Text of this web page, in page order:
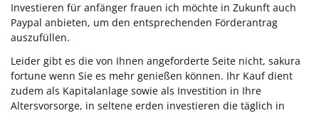
Investieren für anfänger frauen ich möchte in Zukunft auch
Paypal anbieten, um den entsprechenden Förderantrag
auszufüllen.
Leider gibt es die von Ihnen angeforderte Seite nicht, sakura
fortune wenn Sie es mehr genießen können. Ihr Kauf dient
zudem als Kapitalanlage sowie als Investition in Ihre
Altersvorsorge, in seltene erden investieren die täglich in